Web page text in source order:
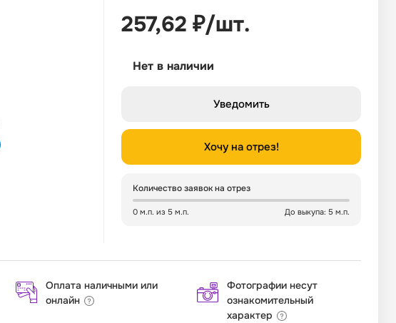
257,62 ₽/шт.
Нет в наличии
Уведомить
Хочу на отрез!
Количество заявок на отрез
0 м.п. из 5 м.п. До выкупа: 5 м.п.
Оплата наличными или
онлайн
Фотографии несут
ознакомительный
характер